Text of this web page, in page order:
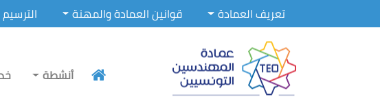
تعريف العمادة قوانين العمادة والمهنة الترسيم
أنشطة